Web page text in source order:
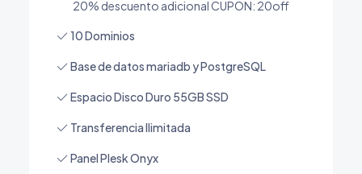
20% descuento adicional CUPON: 20off
10 Dominios
Base de datos mariadb y PostgreSQL
Espacio Disco Duro 55GB SSD
Transferencia Ilimitada
Panel Plesk Onyx